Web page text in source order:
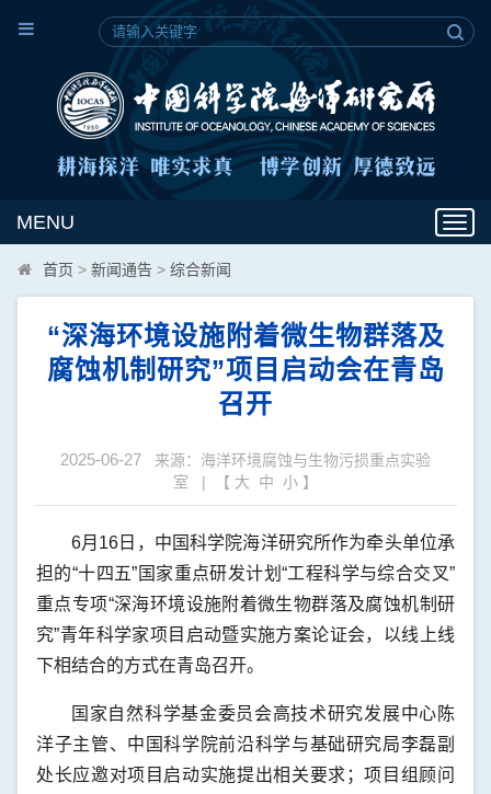
MENU
首页 > 新闻通告 > 综合新闻
“深海环境设施附着微生物群落及
腐蚀机制研究”项目启动会在青岛
召开
2025-06-27 来源：海洋环境腐蚀与生物污损重点实验
室 | 【 大 中 小 】
6月16日，中国科学院海洋研究所作为牵头单位承
担的“十四五”国家重点研发计划“工程科学与综合交叉”
重点专项“深海环境设施附着微生物群落及腐蚀机制研
究”青年科学家项目启动暨实施方案论证会，以线上线
下相结合的方式在青岛召开。
国家自然科学基金委员会高技术研究发展中心陈
洋子主管、中国科学院前沿科学与基础研究局李磊副
处长应邀对项目启动实施提出相关要求；项目组顾问